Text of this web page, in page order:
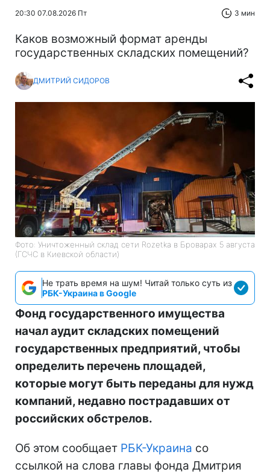
20:30 07.08.2026 Пт 3 мин
Каков возможный формат аренды
государственных складских помещений?
ДМИТРИЙ СИДОРОВ
Фото: Уничтоженный склад сети Rozetka в Броварах 5 августа
(ГСЧС в Киевской области)
Не трать время на шум! Читай только суть из
РБК-Украина в Google
Фонд государственного имущества
начал аудит складских помещений
государственных предприятий, чтобы
определить перечень площадей,
которые могут быть переданы для нужд
компаний, недавно пострадавших от
российских обстрелов.
Об этом сообщает РБК-Украина со
ссылкой на слова главы фонда Дмитрия